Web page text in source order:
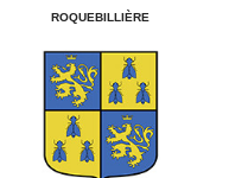
ROQUEBILLIÈRE